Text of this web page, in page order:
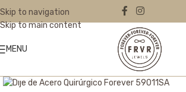
Skip to navigation
Skip to main content
MENU